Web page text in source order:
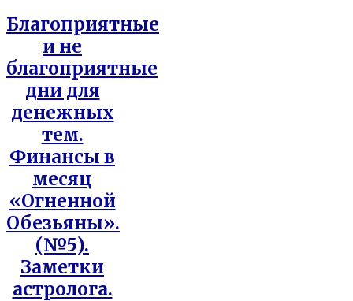
Благоприятные
и не
благоприятные
дни для
денежных
тем.
Финансы в
месяц
«Огненной
Обезьяны».
(№5).
Заметки
астролога.